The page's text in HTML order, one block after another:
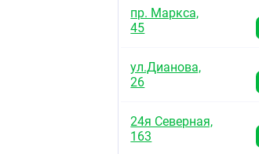
пр. Маркса,
45
ул.Дианова,
26
24я Северная,
163